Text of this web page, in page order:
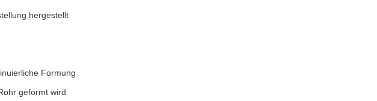
hergestellt
Formung
geformt wird